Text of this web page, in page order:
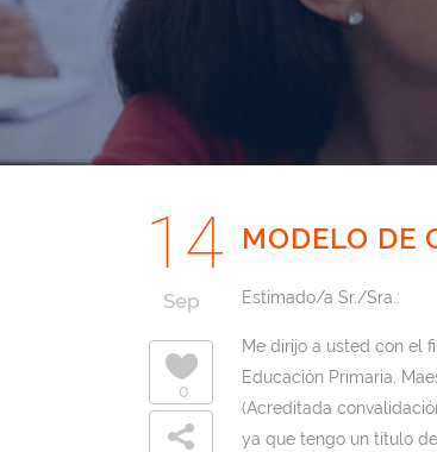
14
Sep
0
MODELO DE
Estimado/a Sr./Sra.:
Me dirijo a usted con el
Educación Primaria,
(Acreditada
ya que tengo un título